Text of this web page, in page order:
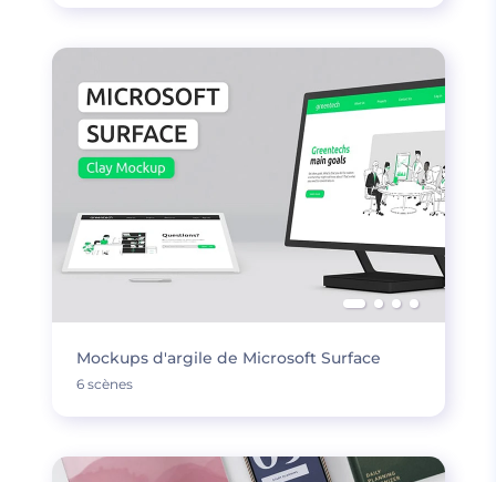
Mockups d'argile de Microsoft Surface
6 scènes